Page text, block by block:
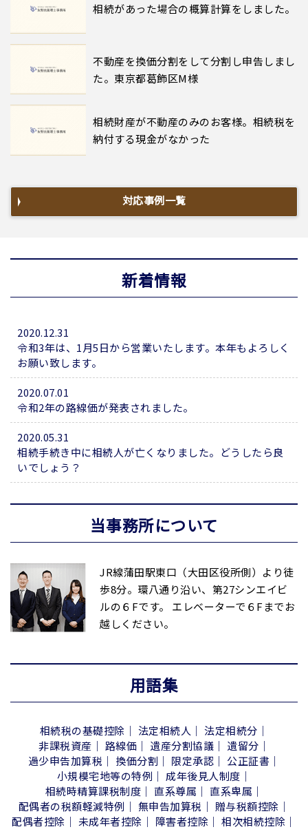
相続があった場合の概算計算をしました。
不動産を換価分割をして分割し申告しまし
た。東京都葛飾区M様
相続財産が不動産のみのお客様。相続税を
納付する現金がなかった
対応事例一覧
新着情報
2020.12.31
令和3年は、1月5日から営業いたします。本年もよろしく
お願い致します。
2020.07.01
令和2年の路線価が発表されました。
2020.05.31
相続手続き中に相続人が亡くなりました。どうしたら良
いでしょう？
当事務所について
JR線蒲田駅東口（大田区役所側）より徒
歩8分。環八通り沿い、第27シンエイビ
ルの６Fです。 エレベーターで６Fまでお
越しください。
用語集
相続税の基礎控除 法定相続人
法定相続分
非課税資産
路線価 遺産分割協議
遺留分
過少申告加算税
換価分割 限定承認
公正証書
小規模宅地等の特例
成年後見人制度
相続時精算課税制度
直系尊属
直系卑属
配偶者の税額軽減特例
無申告加算税
贈与税額控除
配偶者控除
未成年者控除 障害者控除 相次相続控除